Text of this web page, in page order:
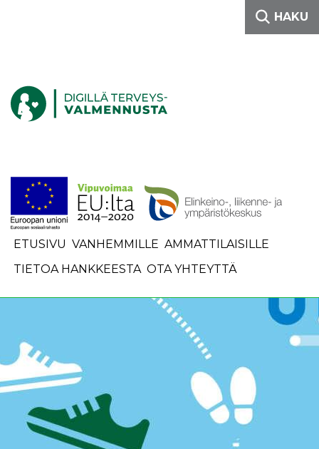
HAKU
ETUSIVU VANHEMMILLE AMMATTILAISILLE
TIETOA HANKKEESTA OTA YHTEYTTÄ